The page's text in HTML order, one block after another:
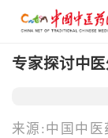
专家探讨中
来源:中国中医